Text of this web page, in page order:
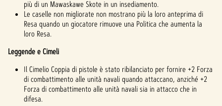
più di un Mawaskawe Skote in un insediamento.
Le caselle non migliorate non mostrano più la loro anteprima di
Resa quando un giocatore rimuove una Politica che aumenta la
loro Resa.
Leggende e Cimeli
Il Cimelio Coppia di pistole è stato ribilanciato per fornire +2 Forza
di combattimento alle unità navali quando attaccano, anziché +2
Forza di combattimento alle unità navali sia in attacco che in
difesa.